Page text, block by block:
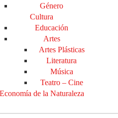
Género
Cultura
Educación
Artes
Artes Plásticas
Literatura
Música
Teatro – Cine
Economía de la Naturaleza